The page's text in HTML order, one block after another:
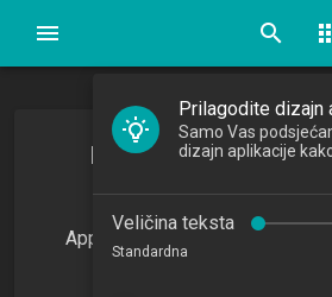
search
Primjena umjetne
poslovanju
Application of Artificial
Prilagodite dizajn
dizajn aplikacije
Veličina teksta
Standardna